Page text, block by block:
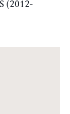
(2012-